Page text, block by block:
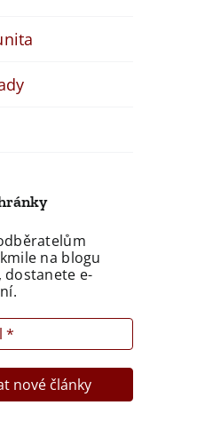
na blogu
dostanete e-